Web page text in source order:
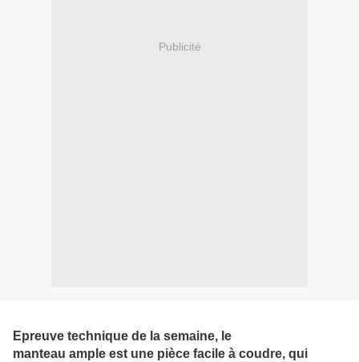
Publicité
Epreuve technique de la semaine, le
manteau ample est une pièce facile à coudre, qui